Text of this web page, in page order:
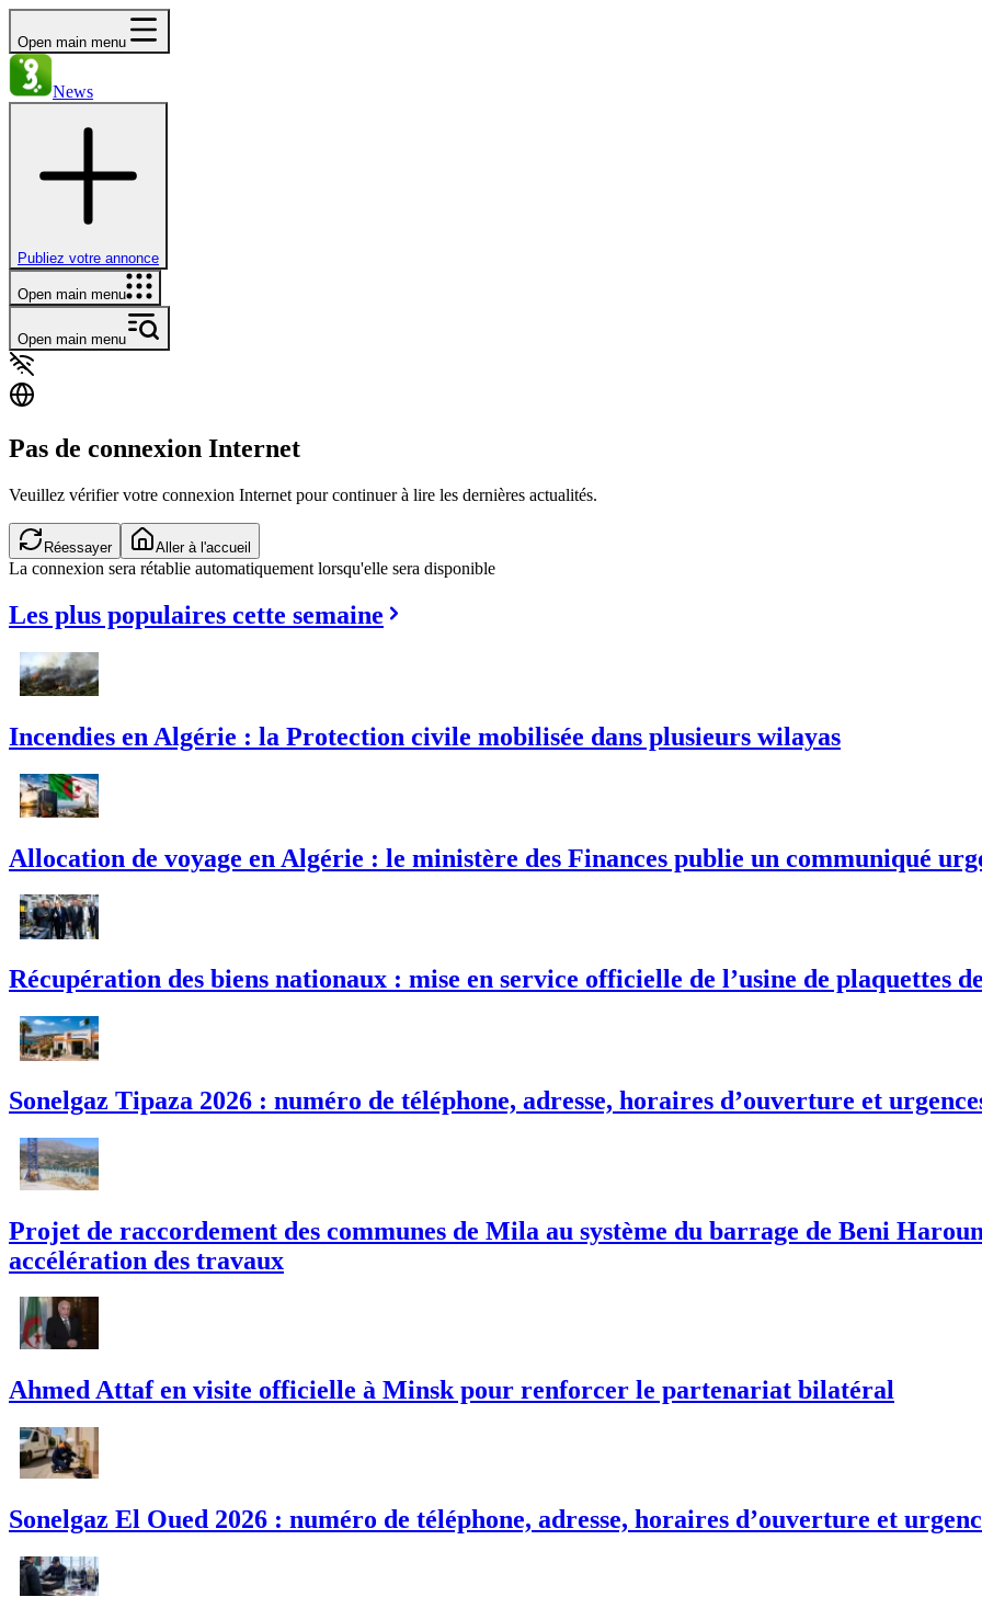
Open main menu
News
Publiez votre annonce
Open main menu
Open main menu
Pas de connexion Internet
Veuillez vérifier votre connexion Internet pour continuer à lire les dernières actualités.
Réessayer Aller à l'accueil
La connexion sera rétablie automatiquement lorsqu'elle sera disponible
Les plus populaires cette semaine
Incendies en Algérie : la Protection civile mobilisée dans plusieurs wilayas
Allocation de voyage en Algérie : le ministère des Finances publie un communiqué
Récupération des biens nationaux : mise en service officielle de l’usine de plaquettes
Sonelgaz Tipaza 2026 : numéro de téléphone, adresse, horaires d’ouverture et
Projet de raccordement des communes de Mila au système du barrage de Beni
accélération des travaux
Ahmed Attaf en visite officielle à Minsk pour renforcer le partenariat bilatéral
Sonelgaz El Oued 2026 : numéro de téléphone, adresse, horaires d’ouverture et